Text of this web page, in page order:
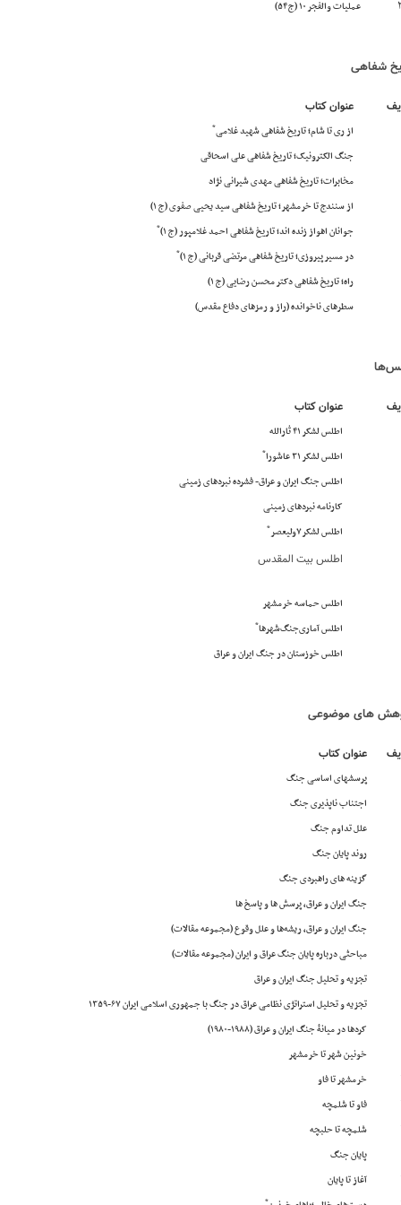
عملیات والفجر ۱۰ (ج ۵۴)
شفاهی
عنوان کتاب
از ری تا شام؛ تاریخ شفاهی شهید غلامی*
جنگ الکترونیک؛ تاریخ شفاهی علی اسحاقی
مخابرات؛ تاریخ شفاهی مهدی شیرانی نژاد
از سنندج تا خرمشهر؛ تاریخ شفاهی سید یحیی صفوی (ج ۱)
جوانان اهواز زنده اند؛ تاریخ شفاهی احمد غلامپور (ج ۱)
*
در مسیر پیروزی؛ تاریخ شفاهی مرتضی قربانی (ج ۱) *
راه؛ تاریخ شفاهی دکتر محسن رضایی (ج ۱)
سطرهای ناخوانده (راز و رمزهای دفاع مقدس)
عنوان کتاب
اطلس لشکر ۴۱ ثارالله
اطلس لشکر ۳۱ عاشورا
*
اطلس جنگ ایران و عراق- فشرده نبردهای زمینی
کارنامه نبردهای زمینی
اطلس لشکر۷ولیعصر
*
اطلس بیت المقدس
اطلس حماسه خرمشهر
اطلس آماری‌جنگ‌شهرها*
اطلس خوزستان در جنگ ایران و عراق
های موضوعی
عنوان کتاب
پرسشهای اساسی جنگ
اجتناب ناپذیری جنگ
علل تداوم جنگ
روند پایان جنگ
گزینه های راهبردی جنگ
جنگ ایران و عراق، پرسش ها و پاسخ ها
جنگ ایران و عراق، ریشه‌ها و علل وقوع (مجموعه مقالات)
مباحثی درباره پایان جنگ عراق و ایران (مجموعه مقالات)
تجزیه و تحلیل جنگ ایران و عراق
تجزیه و تحلیل استراتژی نظامی عراق در جنگ با جمهوری اسلامی ایران ۶۷-۱۳۵۹
کردها در میانۀ جنگ ایران و عراق (۱۹۸۸-۱۹۸۰)
خونین شهر تا خرمشهر
خرمشهر تا فاو
فاو تا شلمچه
شلمچه تا حلبچه
پایان جنگ
آغاز تا پایان
*